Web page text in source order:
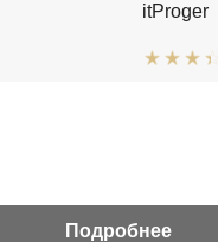
itProger
Подробнее